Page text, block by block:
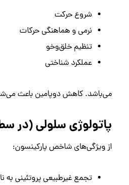
شروع حرکت
نرمی و هماهنگی حرکات
تنظیم خلق‌وخو
عملکرد شناختی
می‌باشد. کاهش دوپامین باعث
پاتولوژی سلولی (در
از ویژگی‌های شاخص پارکینسون:
تجمع غیرطبیعی پروتئینی به